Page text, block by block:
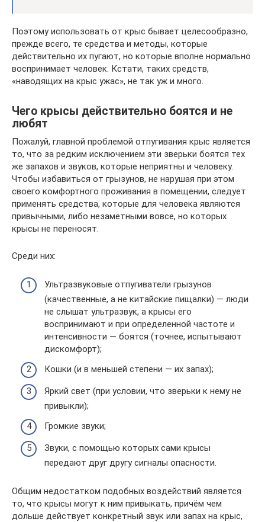
Поэтому использовать от крыс бывает целесообразно,
прежде всего, те средства и методы, которые
действительно их пугают, но которые вполне нормально
воспринимает человек. Кстати, таких средств,
«наводящих на крыс ужас», не так уж и много.
Чего крысы действительно боятся и не
любят
Пожалуй, главной проблемой отпугивания крыс является
то, что за редким исключением эти зверьки боятся тех
же запахов и звуков, которые неприятны и человеку.
Чтобы избавиться от грызунов, не нарушая при этом
своего комфортного проживания в помещении, следует
применять средства, которые для человека являются
привычными, либо незаметными вовсе, но которых
крысы не переносят.
Среди них:
Ультразвуковые отпугиватели грызунов
(качественные, а не китайские пищалки) — люди
не слышат ультразвук, а крысы его
воспринимают и при определенной частоте и
интенсивности — боятся (точнее, испытывают
дискомфорт);
Кошки (и в меньшей степени — их запах);
Яркий свет (при условии, что зверьки к нему не
привыкли);
Громкие звуки;
Звуки, с помощью которых сами крысы
передают друг другу сигналы опасности.
Общим недостатком подобных воздействий является
то, что крысы могут к ним привыкать, причём чем
дольше действует конкретный звук или запах на крыс,